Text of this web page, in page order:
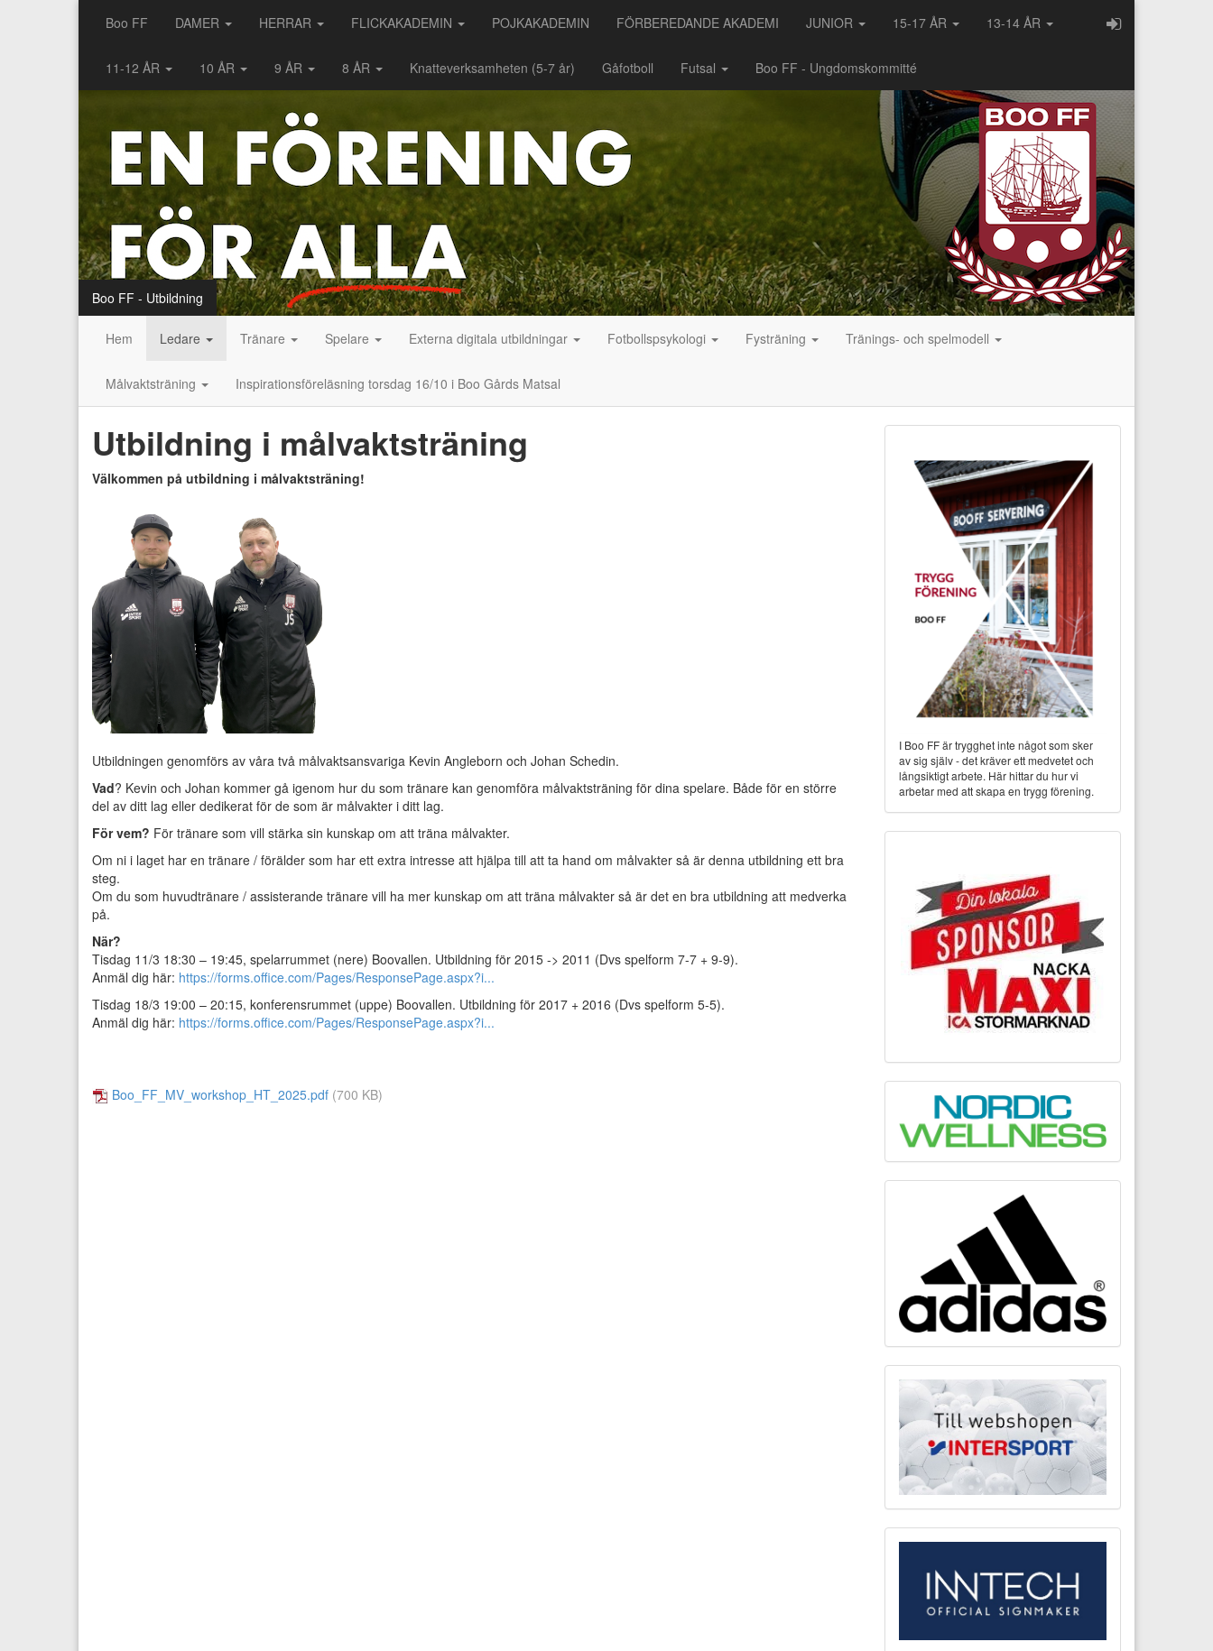
Boo FF DAMER HERRAR FLICKAKADEMIN POJKAKADEMIN FÖRBEREDANDE AKADEMI JUNIOR 15-17 ÅR 13-14 ÅR
11-12 ÅR 10 ÅR 9 ÅR 8 ÅR Knatteverksamheten (5-7 år) Gåfotboll Futsal Boo FF - Ungdomskommitté
Boo FF - Utbildning
Hem Ledare Tränare Spelare Externa digitala utbildningar Fotbollspsykologi Fysträning Tränings- och spelmodell
Målvaktsträning Inspirationsföreläsning torsdag 16/10 i Boo Gårds Matsal
Utbildning i målvaktsträning
Välkommen på utbildning i målvaktsträning!
Utbildningen genomförs av våra två målvaktsansvariga Kevin Angleborn och Johan Schedin.
Vad? Kevin och Johan kommer gå igenom hur du som tränare kan genomföra målvaktsträning för dina spelare. Både för en större
del av ditt lag eller dedikerat för de som är målvakter i ditt lag.
För vem? För tränare som vill stärka sin kunskap om att träna målvakter.
Om ni i laget har en tränare / förälder som har ett extra intresse att hjälpa till att ta hand om målvakter så är denna utbildning ett bra
steg.
Om du som huvudtränare / assisterande tränare vill ha mer kunskap om att träna målvakter så är det en bra utbildning att medverka
på.
När?
Tisdag 11/3 18:30 – 19:45, spelarrummet (nere) Boovallen. Utbildning för 2015 -> 2011 (Dvs spelform 7-7 + 9-9).
Anmäl dig här: https://forms.office.com/Pages/ResponsePage.aspx?i...
Tisdag 18/3 19:00 – 20:15, konferensrummet (uppe) Boovallen. Utbildning för 2017 + 2016 (Dvs spelform 5-5).
Anmäl dig här: https://forms.office.com/Pages/ResponsePage.aspx?i...
Boo_FF_MV_workshop_HT_2025.pdf (700 KB)
I Boo FF är trygghet inte något som sker
av sig själv - det kräver ett medvetet och
långsiktigt arbete. Här hittar du hur vi
arbetar med att skapa en trygg förening.